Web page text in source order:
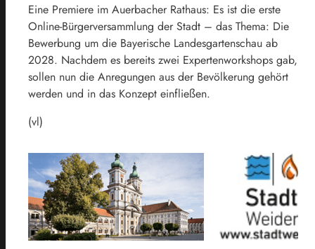
Eine Premiere im Auerbacher Rathaus: Es ist die erste
Online-Bürgerversammlung der Stadt – das Thema: Die
Bewerbung um die Bayerische Landesgartenschau ab
2028. Nachdem es bereits zwei Expertenworkshops gab,
sollen nun die Anregungen aus der Bevölkerung gehört
werden und in das Konzept einfließen.
(vl)